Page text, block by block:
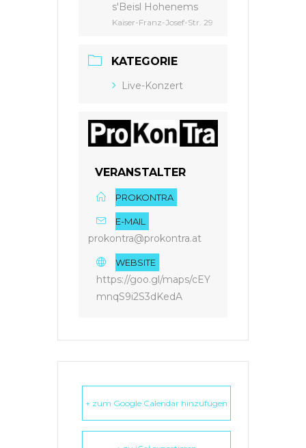
s'Beisl Hohenems
Kaiser-Franz-Josef-Str. 29
KATEGORIE
Live-Konzert
VERANSTALTER
PROKONTRA
E-MAIL
prokontra@prokontra.at
WEBSITE
https://goo.gl/maps/cEY
mnqS9i2S3dKedA
+ zum Google Calendar hinzufügen